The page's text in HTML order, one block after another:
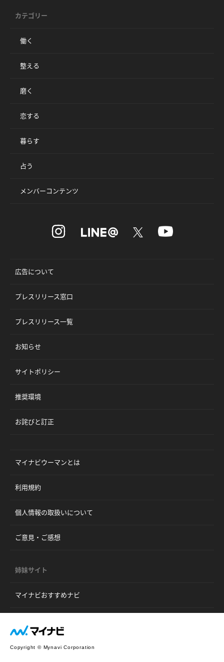
カテゴリー
働く
整える
磨く
恋する
暮らす
占う
メンバーコンテンツ
広告について
プレスリリース窓口
プレスリリース一覧
お知らせ
サイトポリシー
推奨環境
お詫びと訂正
マイナビウーマンとは
利用規約
個人情報の取扱いについて
ご意見・ご感想
姉妹サイト
マイナビおすすめナビ
Copyright © Mynavi Corporation